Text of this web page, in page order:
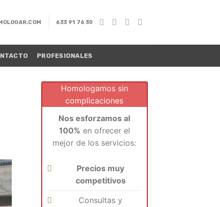
633 91 76 30
PROFESIONALES
Homologamos sin
complicaciones
Nos esforzamos al
100% en ofrecer el
mejor de los servicios:
Precios muy
competitivos
Consultas y